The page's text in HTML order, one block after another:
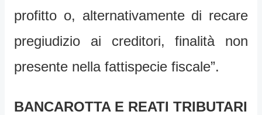
profitto o, alternativamente di recare
pregiudizio ai creditori, finalità non
presente nella fattispecie fiscale”.
BANCAROTTA E REATI TRIBUTARI